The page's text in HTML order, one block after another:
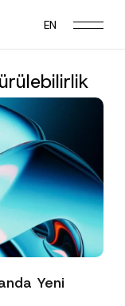
EN
Yeni